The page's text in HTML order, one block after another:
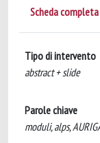
Scheda completa
Tipo di intervento
abstract + slide
Parole chiave
moduli, alps,